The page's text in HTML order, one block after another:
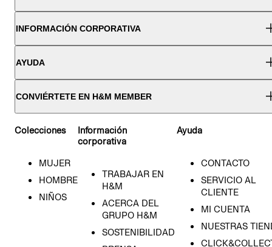
INFORMACIÓN CORPORATIVA
AYUDA
CONVIÉRTETE EN H&M MEMBER
Colecciones
MUJER
HOMBRE
NIÑOS
Información
corporativa
TRABAJAR EN
H&M
ACERCA DEL
GRUPO H&M
SOSTENIBILIDAD
Ayuda
CONTACTO
SERVICIO AL
CLIENTE
MI CUENTA
NUESTRAS